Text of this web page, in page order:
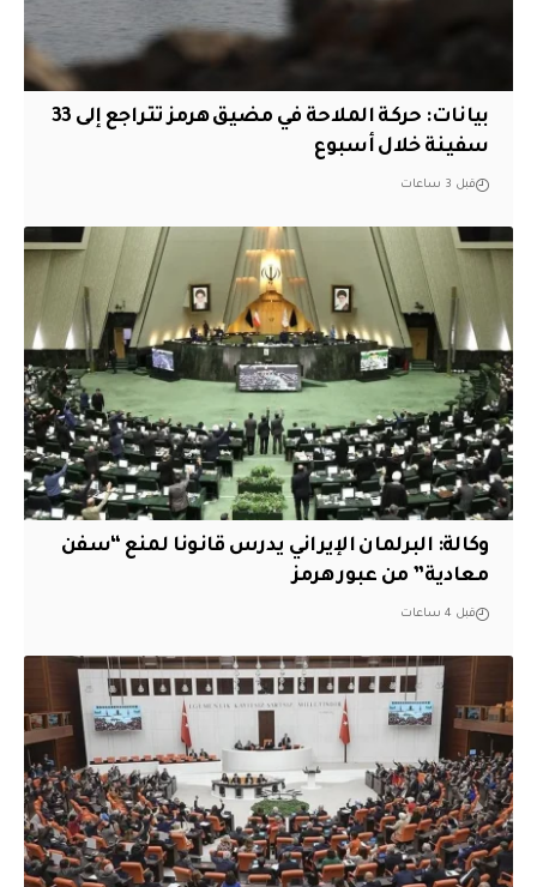
بيانات: حركة الملاحة في مضيق هرمز تتراجع إلى 33
سفينة خلال أسبوع
قبل 3 ساعات
وكالة: البرلمان الإيراني يدرس قانونا لمنع “سفن
معادية” من عبور هرمز
قبل 4 ساعات